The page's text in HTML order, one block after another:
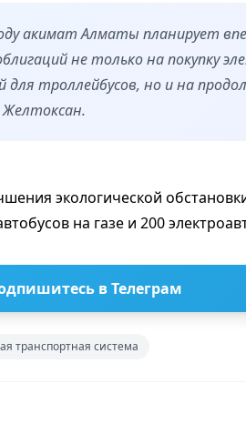
акимат Алматы планирует
не только на покупку
троллейбусов, но и на
Желтоксан.
экологической
на газе и 200
в Телеграм
транспортная система